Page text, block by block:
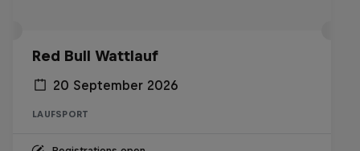
Red Bull Wattlauf
20 September 2026
LAUFSPORT